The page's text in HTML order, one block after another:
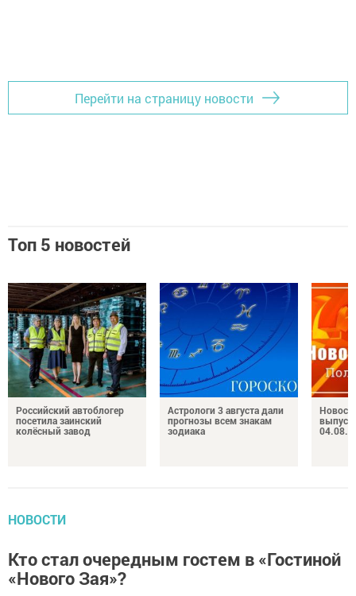
Перейти на страницу новости
Топ 5 новостей
Российский автоблогер
посетила заинский
колёсный завод
Астрологи 3 августа дали
прогнозы всем знакам
зодиака
НОВОСТИ
Кто стал очередным гостем в «Гостиной
«Нового Зая»?